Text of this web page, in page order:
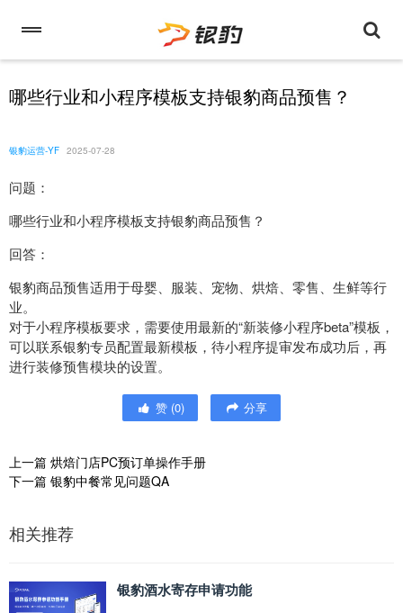
哪些行业和小程序模板支持银豹商品预售？
银豹运营-YF 2025-07-28
问题：
哪些行业和小程序模板支持银豹商品预售？
回答：
银豹商品预售适用于母婴、服装、宠物、烘焙、零售、生鲜等行
业。
对于小程序模板要求，需要使用最新的“新装修小程序beta”模板，
可以联系银豹专员配置最新模板，待小程序提审发布成功后，再
进行装修预售模块的设置。
赞 (0) 分享
上一篇 烘焙门店PC预订单操作手册
下一篇 银豹中餐常见问题QA
相关推荐
银豹酒水寄存申请功能